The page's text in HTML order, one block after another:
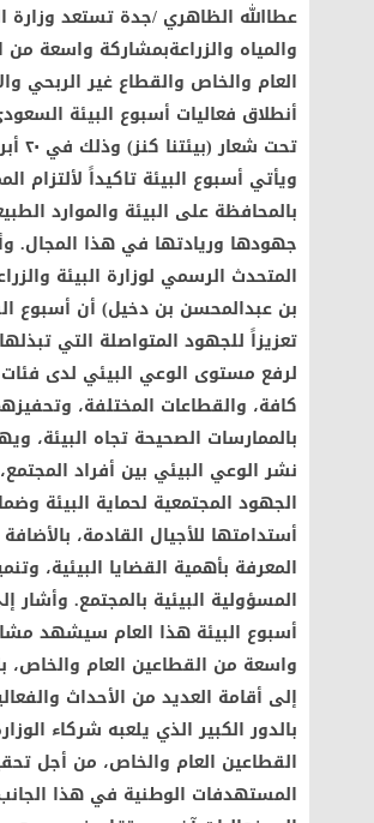
عطاالله الظاهري /جدة تستعد وزارة
والمياه والزراعةبمشاركة واسعة من
العام والخاص والقطاع غير الربحي
تحت
ويأتي أسبوع البيئة تاكيداً لألتزام
بالمحافظة على البيئة والموارد
جهودها وريادتها في هذا المجال.
المتحدث الرسمي لوزارة البيئة
بن عبدالمحسن بن دخيل) أن أسبوع
تعزيزاً للجهود المتواصلة التي
لرفع مستوى الوعي البيئي لدى فئات
كافة، والقطاعات المختلفة،
بالممارسات الصحيحة تجاه البيئة،
نشر الوعي البيئي بين أفراد
الجهود المجتمعية لحماية البيئة
أستدامتها للأجيال القادمة،
المعرفة بأهمية القضايا البيئية،
المسؤولية البيئية بالمجتمع. وأشار
أسبوع البيئة هذا العام سيشهد
واسعة من القطاعين العام والخاص،
إلى أقامة العديد من الأحداث
بالدور الكبير الذي يلعبه شركاء
القطاعين العام والخاص، من أجل
المستهدفات الوطنية في هذا